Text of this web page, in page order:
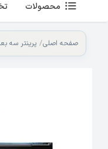
محصولات
صفحه اصلی پرینتر سه